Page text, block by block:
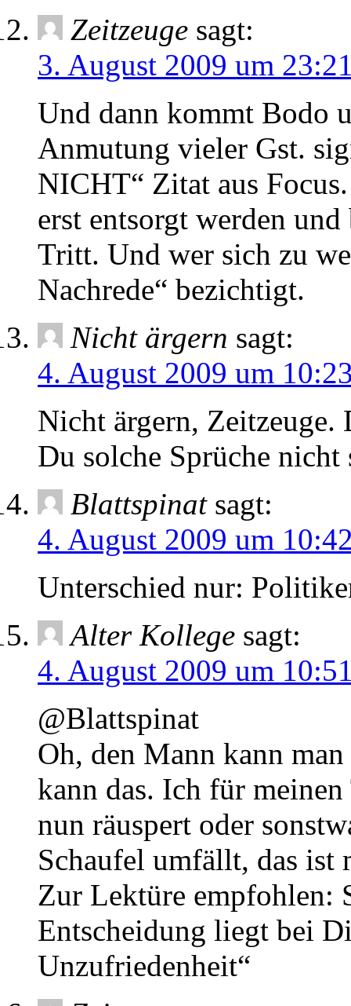
Zeitzeuge sagt:
3. August 2009 um
Und dann kommt Bodo
Anmutung vieler Gst.
NICHT“ Zitat aus
erst entsorgt werden
Tritt. Und wer sich zu
Nachrede“ bezichtigt.
Nicht ärgern sagt:
4. August 2009 um
Nicht ärgern,
Du solche Sprüche nicht
Blattspinat sagt:
4. August 2009 um
Unterschied nur:
Alter Kollege sagt:
4. August 2009 um
@Blattspinat
Oh, den Mann kann
kann das. Ich für
nun räuspert oder
Schaufel umfällt, das ist
Zur Lektüre empfohlen:
Entscheidung liegt bei
Unzufriedenheit“